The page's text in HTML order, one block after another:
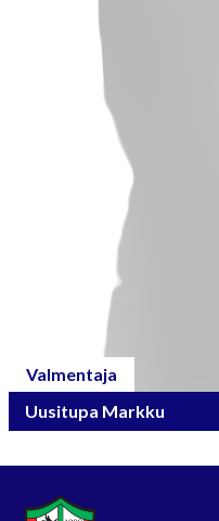
Valmentaja
Uusitupa Markku